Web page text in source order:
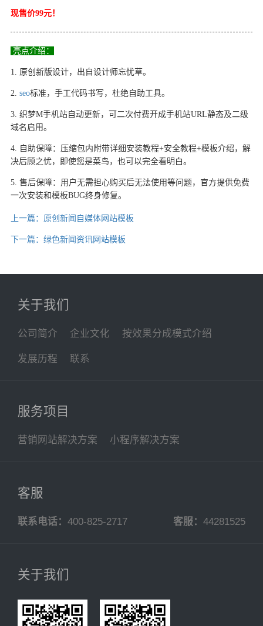
现售价99元！
亮点介绍：
1. 原创新版设计，出自设计师忘忧草。
2. seo标准，手工代码书写，杜绝自助工具。
3. 织梦M手机站自动更新，可二次付费开成手机站URL静态及二级
域名启用。
4. 自助保障：压缩包内附带详细安装教程+安全教程+模板介绍，解
决后顾之忧，即使您是菜鸟，也可以完全看明白。
5. 售后保障：用户无需担心购买后无法使用等问题，官方提供免费
一次安装和模板BUG终身修复。
上一篇：原创新闻自媒体网站模板
下一篇：绿色新闻资讯网站模板
关于我们
公司简介 企业文化 按效果分成模式介绍
发展历程 联系
服务项目
营销网站解决方案 小程序解决方案
客服
联系电话： 400-825-2717 客服：44281525
关于我们